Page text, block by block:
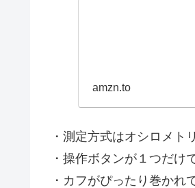
amzn.to
・測定方式はオシロメト
・操作ボタンが１つだけ
・カフがぴったり巻かれ